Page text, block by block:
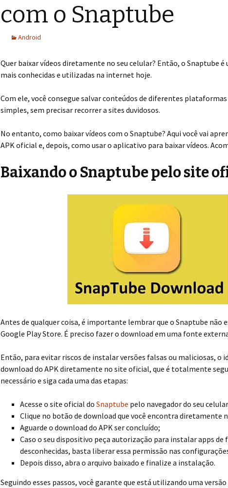
com o Snaptube
Android
Quer baixar vídeos diretamente no seu celular? Então, o Snaptube é
mais conhecidas e utilizadas na internet hoje.
Com ele, você consegue salvar conteúdos de diferentes
simples, sem precisar recorrer a sites duvidosos.
No entanto, como baixar vídeos com o Snaptube? Aqui você vai
APK oficial e, depois, como usar o aplicativo para baixar vídeos.
Baixando o Snaptube pelo site
Antes de qualquer coisa, é importante lembrar que o Snaptube não
Google Play Store. É preciso fazer o download em uma fonte
Então, para evitar riscos de instalar versões falsas ou maliciosas, o
download do APK diretamente no site oficial, que é totalmente
necessário e siga cada uma das etapas:
Acesse o site oficial do Snaptube pelo navegador do seu
Clique no botão de download que você encontra diretamente
Aguarde o download do APK ser concluído;
Caso o seu dispositivo peça autorização para instalar apps de
desconhecidas, basta liberar essa permissão nas
Depois disso, abra o arquivo baixado e finalize a instalação.
Seguindo esses passos, você garante que está utilizando uma